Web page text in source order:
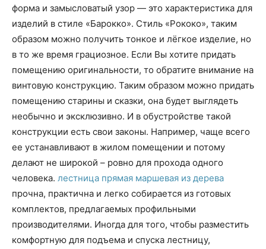
форма и замысловатый узор — это характеристика для
изделий в стиле «Барокко». Стиль «Рококо», таким
образом можно получить тонкое и лёгкое изделие, но
в то же время грациозное. Если Вы хотите придать
помещению оригинальности, то обратите внимание на
винтовую конструкцию. Таким образом можно придать
помещению старины и сказки, она будет выглядеть
необычно и эксклюзивно. И в обустройстве такой
конструкции есть свои законы. Например, чаще всего
ее устанавливают в жилом помещении и потому
делают не широкой – ровно для прохода одного
человека. лестница прямая маршевая из дерева
прочна, практична и легко собирается из готовых
комплектов, предлагаемых профильными
производителями. Иногда для того, чтобы разместить
комфортную для подъема и спуска лестницу,